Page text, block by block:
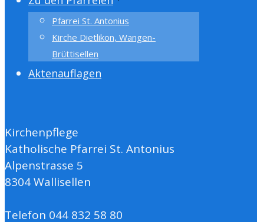
Pfarrei St. Antonius
Kirche Dietlikon, Wangen-
Brüttisellen
Aktenauflagen
Kirchenpflege
Katholische Pfarrei St. Antonius
Alpenstrasse 5
8304 Wallisellen
Telefon 044 832 58 80